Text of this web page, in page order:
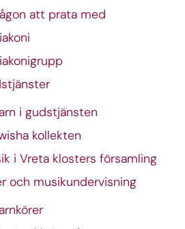
att prata med
i gudstjänsten
kollekten
i Vreta klosters församling
och musikundervisning